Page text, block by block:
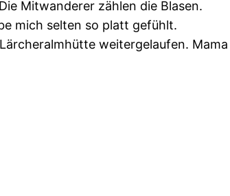
Mitwanderer zählen die Blasen.
mich selten so platt gefühlt.
weitergelaufen.